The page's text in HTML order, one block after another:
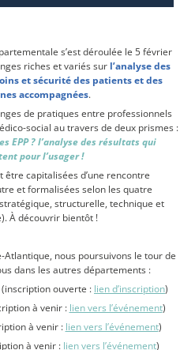
s’est déroulée le 5 février
riches et variés sur l’analyse des
et sécurité des patients et des
accompagnées.
de pratiques entre professionnels
social au travers de deux prismes :
EPP ? l’analyse des résultats qui
pour l’usager !
être capitalisées d’une rencontre
et formalisées selon les quatre
structurelle, technique et
À découvrir bientôt !
nous poursuivons le tour de
dans les autres départements :
ouverte : lien d’inscription)
à venir : lien vers l’événement)
à venir : lien vers l’événement)
à venir : lien vers l’événement)